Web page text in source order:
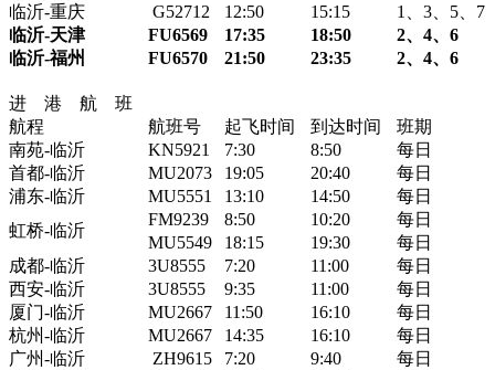
临沂-重庆
G52712 12:50 15:15
1、3、5、7
临沂-天津
FU6569 17:35 18:50 2、4、6
临沂-福州
FU6570 21:50 23:35 2、4、6
进 港 航 班
航程
航班号 起飞时间 到达时间
班期
南苑-临沂
KN5921 7:30 8:50
每日
首都-临沂
MU2073 19:05 20:40
每日
浦东-临沂
MU5551 13:10 14:50
每日
虹桥-临沂
FM9239 8:50 10:20
每日
MU5549
18:15 19:30
每日
成都-临沂
3U8555 7:20 11:00
每日
西安-临沂
3U8555 9:35 11:00
每日
厦门-临沂
MU2667 11:50 16:10
每日
杭州-临沂
MU2667 14:35 16:10
每日
广州-临沂
ZH9615 7:20 9:40
每日